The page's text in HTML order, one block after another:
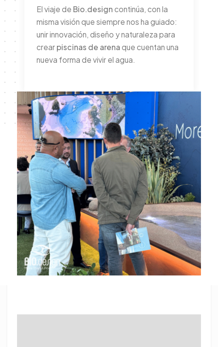
El viaje de Bio.design continúa, con la
misma visión que siempre nos ha guiado:
unir innovación, diseño y naturaleza para
crear piscinas de arena que cuentan una
nueva forma de vivir el agua.